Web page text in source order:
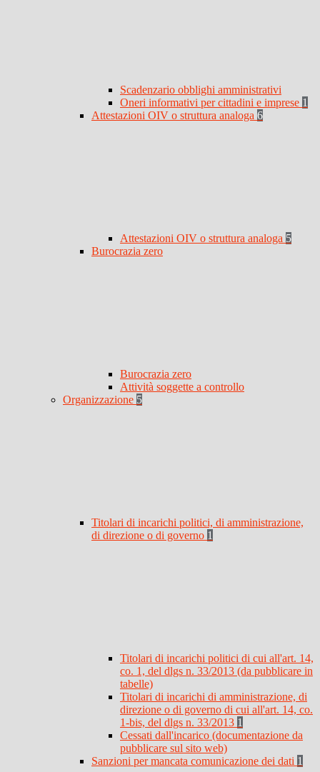
Scadenzario obblighi amministrativi
Oneri informativi per cittadini e imprese 1
Attestazioni OIV o struttura analoga 6
Attestazioni OIV o struttura analoga 5
Burocrazia zero
Burocrazia zero
Attività soggette a controllo
Organizzazione 5
Titolari di incarichi politici, di amministrazione,
di direzione o di governo 1
Titolari di incarichi politici di cui all'art. 14,
co. 1, del dlgs n. 33/2013 (da pubblicare in
tabelle)
Titolari di incarichi di amministrazione, di
direzione o di governo di cui all'art. 14, co.
1-bis, del dlgs n. 33/2013 1
Cessati dall'incarico (documentazione da
pubblicare sul sito web)
Sanzioni per mancata comunicazione dei dati 1